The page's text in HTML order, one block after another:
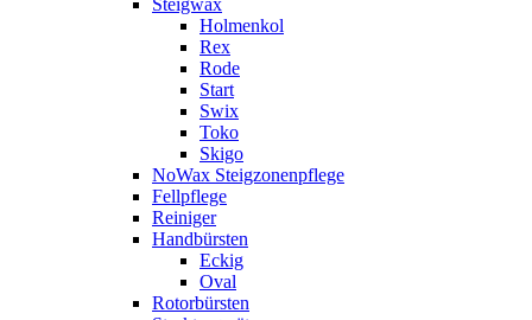
Steigwax
Holmenkol
Rex
Rode
Start
Swix
Toko
Skigo
NoWax Steigzonenpflege
Fellpflege
Reiniger
Handbürsten
Eckig
Oval
Rotorbürsten